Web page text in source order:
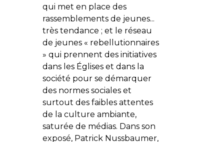
qui met en place des
rassemblements de jeunes...
très tendance ; et le réseau
de jeunes « rebellutionnaires
» qui prennent des initiatives
dans les Églises et dans la
société pour se démarquer
des normes sociales et
surtout des faibles attentes
de la culture ambiante,
saturée de médias. Dans son
exposé, Patrick Nussbaumer,